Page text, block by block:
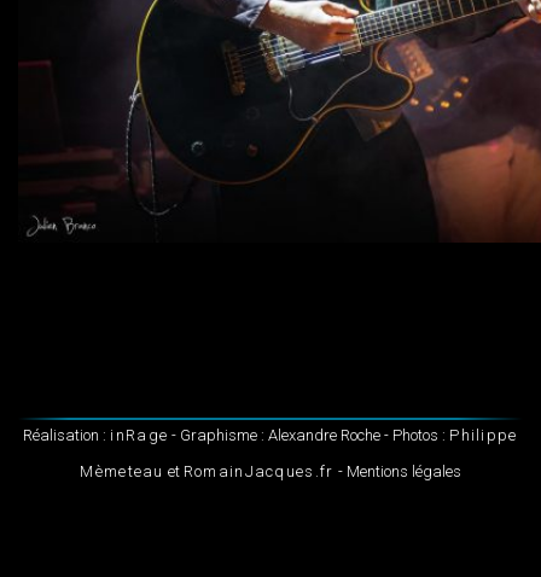
Réalisation : inRage - Graphisme : Alexandre Roche - Photos : Philippe
Mèmeteau et RomainJacques.fr - Mentions légales